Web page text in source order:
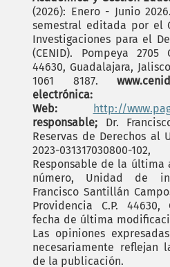
(2026): Enero - Junio
semestral editada por el
Investigaciones para el
(CENID). Pompeya 2705
44630, Guadalajara,
1061 8187.
Web:
http://
responsable; Dr.
Reservas de Derechos al
2023-031317030800-
Responsable de la última
número, Unidad de
Francisco Santillán
Providencia C.P. 44630,
fecha de última
Las opiniones
necesariamente reflejan
de la publicación.